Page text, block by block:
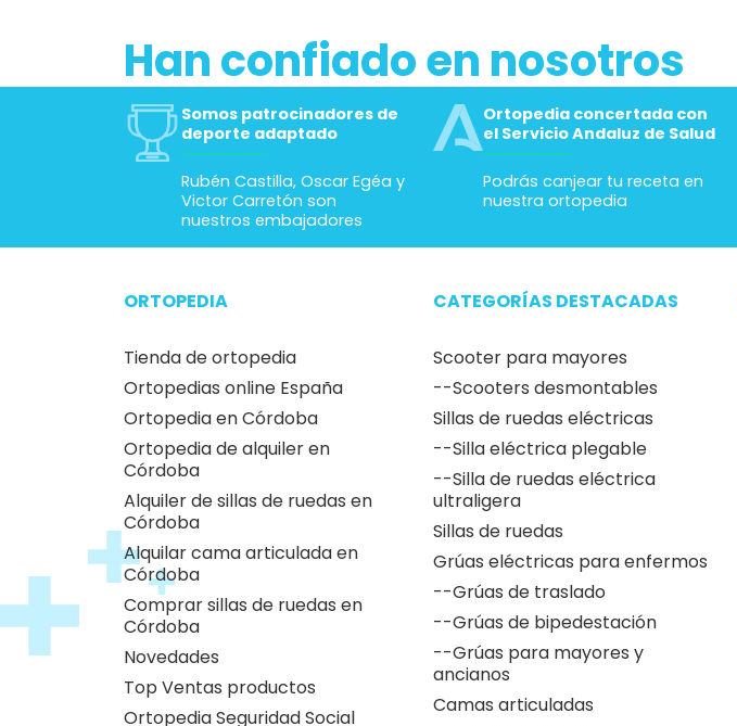
Han confiado en nosotros
Somos patrocinadores de
deporte adaptado
Rubén Castilla, Oscar Egéa y
Victor Carretón son
nuestros embajadores
Ortopedia concertada con
el Servicio Andaluz de Salud
Podrás canjear tu receta en
nuestra ortopedia
ORTOPEDIA
Tienda de ortopedia
Ortopedias online España
Ortopedia en Córdoba
Ortopedia de alquiler en
Córdoba
Alquiler de sillas de ruedas en
Córdoba
Alquilar cama articulada en
Córdoba
Comprar sillas de ruedas en
Córdoba
Novedades
Top Ventas productos
Ortopedia Seguridad Social
CATEGORÍAS DESTACADAS
Scooter para mayores
--Scooters desmontables
Sillas de ruedas eléctricas
--Silla eléctrica plegable
--Silla de ruedas eléctrica
ultraligera
Sillas de ruedas
Grúas eléctricas para enfermos
--Grúas de traslado
--Grúas de bipedestación
--Grúas para mayores y
ancianos
Camas articuladas